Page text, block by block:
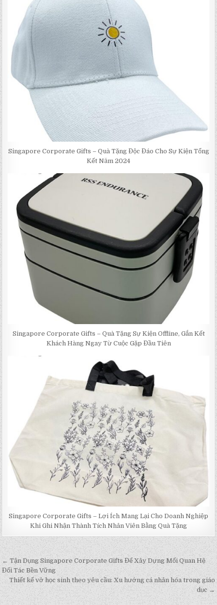
Singapore Corporate Gifts – Quà Tặng Độc Đáo Cho Sự Kiện Tổng
Kết Năm 2024
Singapore Corporate Gifts – Quà Tặng Sự Kiện Offline, Gắn Kết
Khách Hàng Ngay Từ Cuộc Gặp Đầu Tiên
Singapore Corporate Gifts – Lợi Ích Mang Lại Cho Doanh Nghiệp
Khi Ghi Nhận Thành Tích Nhân Viên Bằng Quà Tặng
Post
navigation
← Tận Dụng Singapore Corporate Gifts Để Xây Dựng Mối Quan Hệ
Đối Tác Bền Vững
Thiết kế vở học sinh theo yêu cầu: Xu hướng cá nhân hóa trong giáo
dục →